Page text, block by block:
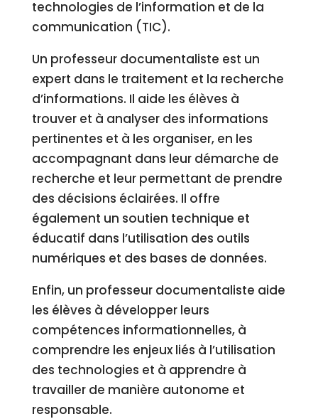
technologies de l’information et de la
communication (TIC).
Un professeur documentaliste est un
expert dans le traitement et la recherche
d’informations. Il aide les élèves à
trouver et à analyser des informations
pertinentes et à les organiser, en les
accompagnant dans leur démarche de
recherche et leur permettant de prendre
des décisions éclairées. Il offre
également un soutien technique et
éducatif dans l’utilisation des outils
numériques et des bases de données.
Enfin, un professeur documentaliste aide
les élèves à développer leurs
compétences informationnelles, à
comprendre les enjeux liés à l’utilisation
des technologies et à apprendre à
travailler de manière autonome et
responsable.